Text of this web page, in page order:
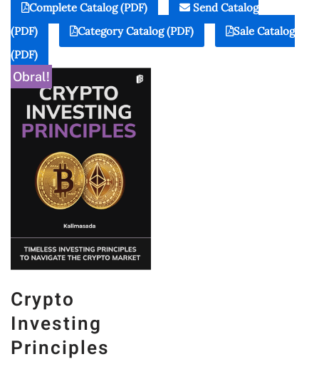
Complete Catalog (PDF)
Send Catalog
(PDF)
Category Catalog (PDF)
Sale Catalog
(PDF)
Obral!
Crypto
Investing
Principles